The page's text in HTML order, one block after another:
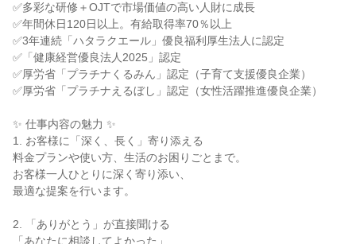
✅多彩な研修＋OJTで市場価値の高い人財に成長
✅年間休日120日以上。有給取得率70％以上
✅3年連続「ハタラクエール」優良福利厚生法人に認定
✅「健康経営優良法人2025」認定
✅厚労省「プラチナくるみん」認定（子育て支援優良企業）
✅厚労省「プラチナえるぼし」認定（女性活躍推進優良企業）
✨ 仕事内容の魅力 ✨
1. お客様に「深く、長く」寄り添える
料金プランや使い方、生活のお困りごとまで。
お客様一人ひとりに深く寄り添い、
最適な提案を行います。
2. 「ありがとう」が直接聞ける
「あなたに相談してよかった」